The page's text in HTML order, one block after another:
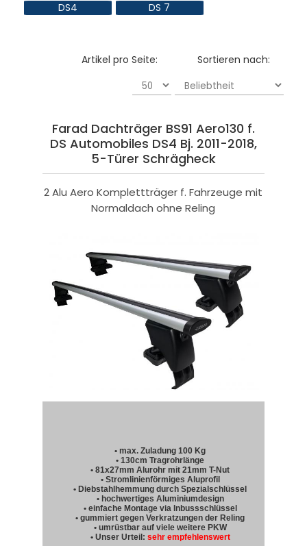
DS4 DS 7
Sortieren nach:
Artikel pro Seite:
Farad Dachträger BS91 Aero130 f.
DS Automobiles DS4 Bj. 2011-2018,
5-Türer Schrägheck
2 Alu Aero Komplettträger f. Fahrzeuge mit
Normaldach ohne Reling
• max. Zuladung 100 Kg
• 130cm Tragrohrlänge
• 81x27mm Alurohr mit 21mm T-Nut
• Stromlinienförmiges Aluprofil
• Diebstahlhemmung durch Spezialschlüssel
• hochwertiges Aluminiumdesign
• einfache Montage via Inbussschlüssel
• gummiert gegen Verkratzungen der Reling
• umrüstbar auf viele weitere PKW
• Unser Urteil: sehr empfehlenswert